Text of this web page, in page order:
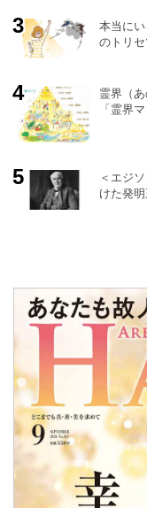
本当に
のトリセ
霊界（
「霊界
＜エジ
けた発